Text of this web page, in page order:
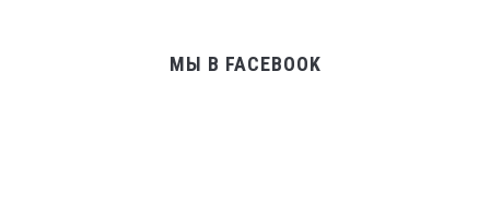
МЫ В FACEBOOK